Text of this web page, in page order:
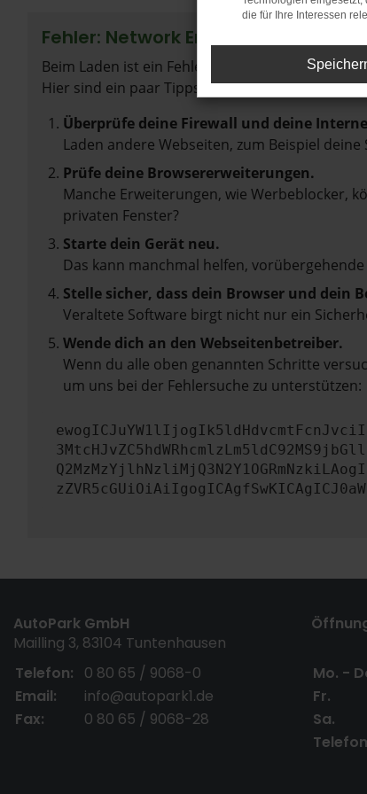
Fehler: Network Error
Beim Laden ist ein Fehler aufgetreten.
Hier sind ein paar Tipps, die dir helfen können:
Überprüfe deine Firewall und deine
Laden andere Webseiten, zum Beispiel deine
Prüfe deine Browsererweiterungen.
Manche Erweiterungen, wie Werbeblocker,
privaten Fenster?
Starte dein Gerät neu.
Das kann manchmal helfen,
Stelle sicher, dass dein Browser und dein
Veraltete Software birgt nicht nur ein
Wende dich an den Webseitenbetreiber.
Wenn du alle oben genannten Schritte
um uns bei der Fehlersuche zu unterstützen:
AutoPark GmbH
Mailling 3, 83104 Tuntenhausen
Telefon:
0 80 65 / 9068-0
Email:
info@autopark1.de
Fax:
0 80 65 / 9068-28
Mo. -
Fr.
Sa.
die für Ihre Interessen